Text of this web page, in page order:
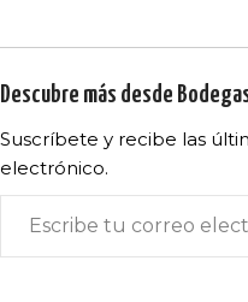
Descubre más desde
Suscríbete y recibe las
electrónico.